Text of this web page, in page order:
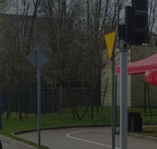
CookieScriptConsent
Nazwa